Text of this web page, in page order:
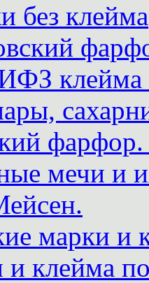
без клейма
клейма
фарфор.
мечи и
марки и
клейма